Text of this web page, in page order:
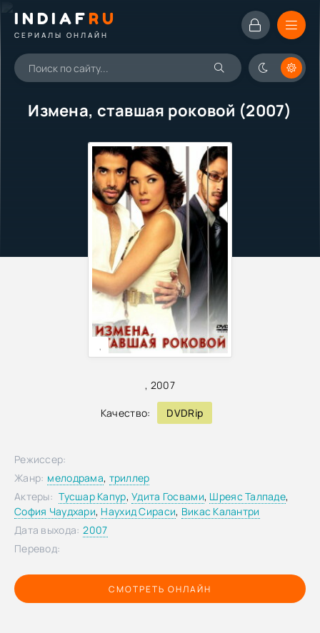
INDIAFRU
СЕРИАЛЫ ОНЛАЙН
Измена, ставшая роковой (2007)
, 2007
Качество: DVDRip
,
СМОТРЕТЬ ОНЛАЙН
Режиссер:
Жанр: мелодрама, триллер
Актеры: Тусшар Капур,Удита Госвами, Шреяс Талпаде,
София Чаудхари, Наухид Сираси, Викас Калантри
Дата выхода: 2007
Перевод: